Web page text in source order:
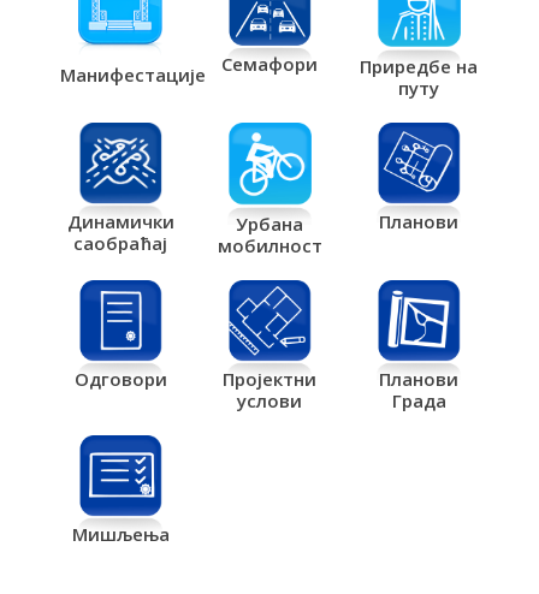
Манифестације Семафори
Приредбе на
путу
Динамички
саобраћај
Урбана
мобилност
Планови
Одговори
Пројектни
услови
Планови
Града
Мишљења